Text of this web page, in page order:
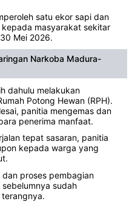
satu ekor sapi dan
masyarakat sekitar
Mei 2026.
Narkoba Madura-
dahulu melakukan
Potong Hewan (RPH).
panitia mengemas dan
penerima manfaat.
tepat sasaran, panitia
kepada warga yang
dan proses pembagian
sudah